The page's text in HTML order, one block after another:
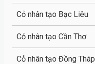
Cỏ nhân tạo Bạc Liêu
Cỏ nhân tạo Cần Thơ
Cỏ nhân tạo Đồng Tháp